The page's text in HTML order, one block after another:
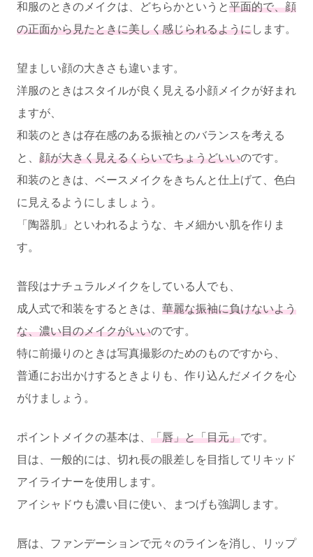
和服のときのメイクは、どちらかというと平面的で、顔
の正面から見たときに美しく感じられるようにします。
望ましい顔の大きさも違います。
洋服のときはスタイルが良く見える小顔メイクが好まれ
ますが、
和装のときは存在感のある振袖とのバランスを考える
と、 顔が大きく見えるくらいでちょうどいいのです。
和装のときは、ベースメイクをきちんと仕上げて、色白
に見えるようにしましょう。
「陶器肌」といわれるような、キメ細かい肌を作りま
す。
普段はナチュラルメイクをしている人でも、
成人式で和装をするときは、 華麗な振袖に負けないよう
な、濃い目のメイクがいいのです。
特に前撮りのときは写真撮影のためのものですから、
普通にお出かけするときよりも、作り込んだメイクを心
がけましょう。
ポイントメイクの基本は、 「唇」と「目元」です。
目は、一般的には、切れ長の眼差しを目指してリキッド
アイライナーを使用します。
アイシャドウも濃い目に使い、まつげも強調します。
唇は、ファンデーションで元々のラインを消し、リップ